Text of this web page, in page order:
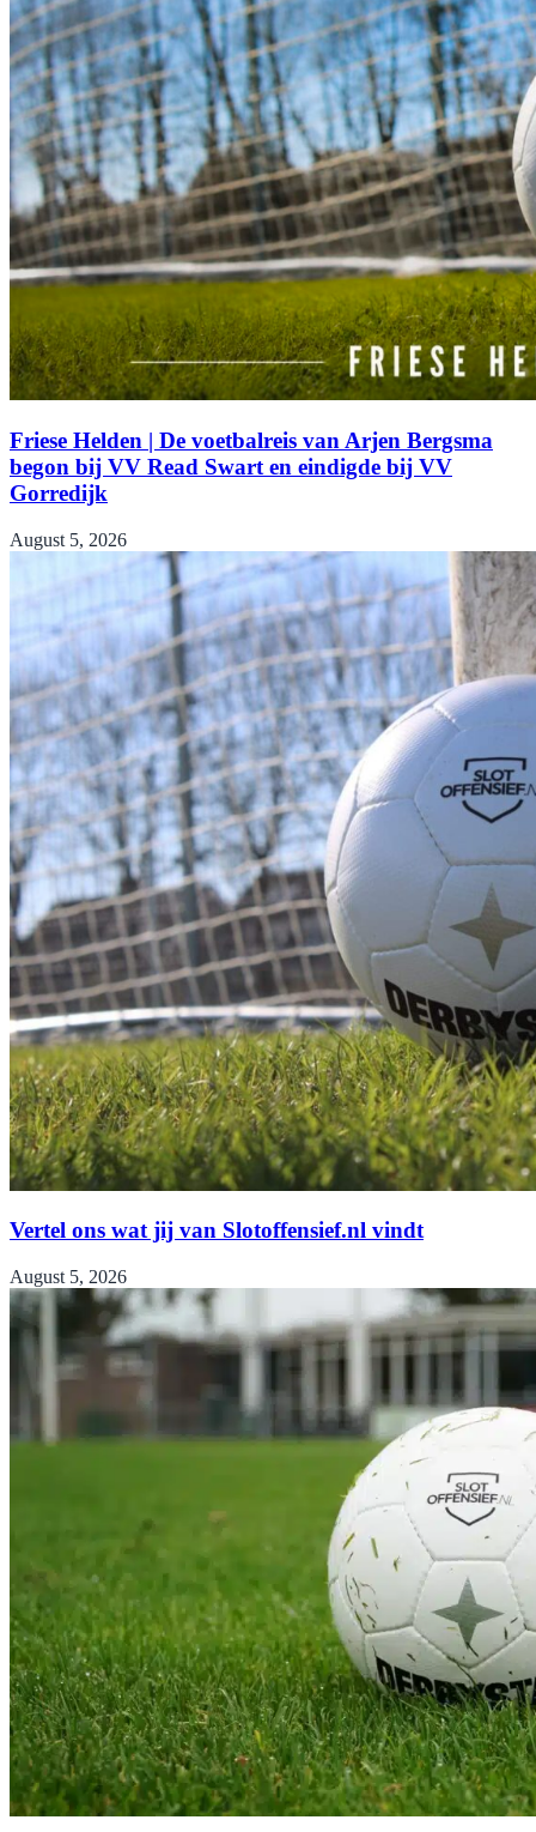
Friese Helden | De voetbalreis van Arjen Bergsma
begon bij VV Read Swart en eindigde bij VV
Gorredijk
August 5, 2026
Vertel ons wat jij van Slotoffensief.nl vindt
August 5, 2026